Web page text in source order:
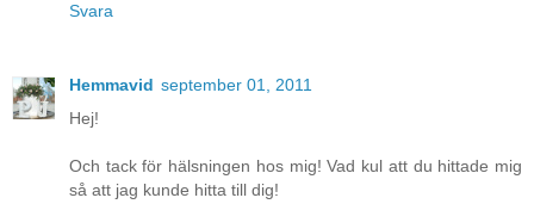
Svara
Hemmavid september 01, 2011
Hej!
Och tack för hälsningen hos mig! Vad kul att du hittade mig
så att jag kunde hitta till dig!